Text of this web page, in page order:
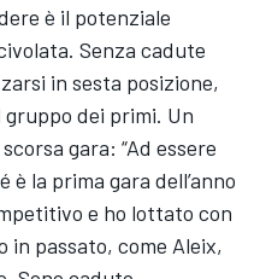
è il potenziale
Senza cadute
in sesta posizione,
dei primi. Un
gara: “Ad essere
la prima gara dell’anno
e ho lottato con
passato, come Aleix,